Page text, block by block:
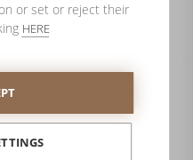
or set or reject their
HERE